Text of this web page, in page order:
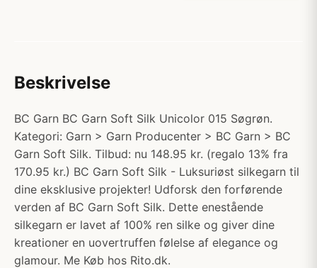
Beskrivelse
BC Garn BC Garn Soft Silk Unicolor 015 Søgrøn.
Kategori: Garn > Garn Producenter > BC Garn > BC
Garn Soft Silk. Tilbud: nu 148.95 kr. (regalo 13% fra
170.95 kr.) BC Garn Soft Silk - Luksuriøst silkegarn til
dine eksklusive projekter! Udforsk den forførende
verden af BC Garn Soft Silk. Dette enestående
silkegarn er lavet af 100% ren silke og giver dine
kreationer en uovertruffen følelse af elegance og
glamour. Me Køb hos Rito.dk.